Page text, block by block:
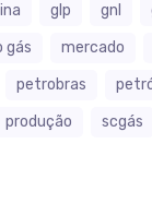
glp gnl
gás mercado
petrobras
produção scgás